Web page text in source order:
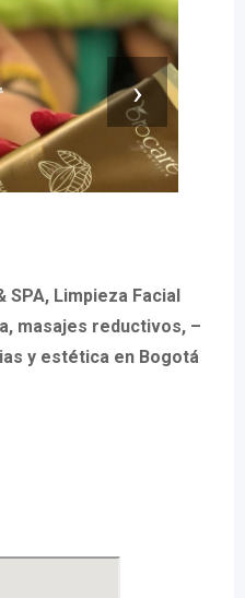
›
SPA, Limpieza Facial
masajes reductivos, –
y estética en Bogotá